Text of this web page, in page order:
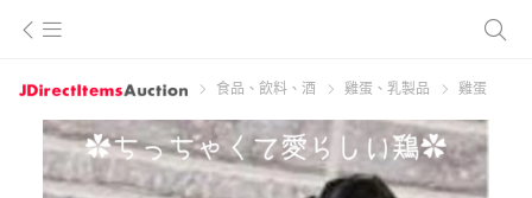
食品、飲料、酒 雞蛋、乳製品 雞蛋